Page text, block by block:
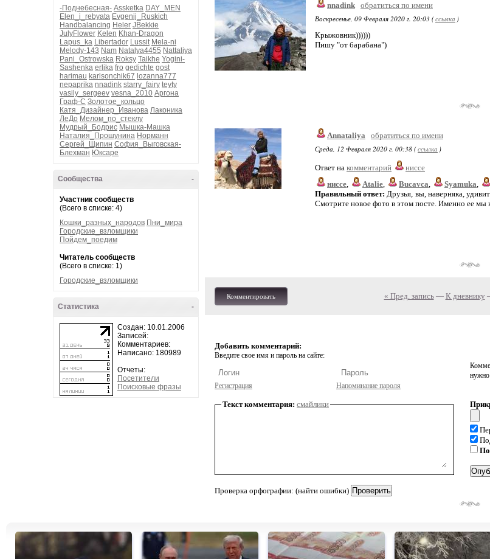
-Поднебесная- Assketka DAY_MEN
Elen_i_rebyata Evgenij_Ruskich
Handbalancing Heler JBekkie
JulyFlower Kelen Khan-Dragon
Lapus_ka Libertador Lussit Mela-ni
Melody-143 Nam Natalya4455 Nattaliya
Pani_Ostrowska Roksy Taikhe Yogini-
Sashenka erlika fro gedichte gost
harimau karlsonchik67 lozanna777
nepaprika nnadink starry_fairy teyty
vasily_sergeev vesna_2010 Аргона
Граф-С Золотое_кольцо
Катя_Дизайнер_Иванова Лаконика
ЛеДо Мелом_по_стеклу
Мудрый_Бодрис Мышка-Машка
Наталия_Прошунина Норманн
Сергей_Щипин София_Выговская-
Блехман Юксаре
-
Сообщества
Участник сообществ
(Всего в списке: 4)
Кошки_разных_народов Пни_мира
Городские_взломщики
Пойдем_поедим
Читатель сообществ
(Всего в списке: 1)
Городские_взломщики
-
Статистика
Создан: 10.01.2006
Записей:
Комментариев:
Написано: 180989
Отчеты:
Посетители
Поисковые фразы
nnadink обратиться по имени
Воскресенье, 09 Февраля 2020 г. 20:03 (ссылка )
Крыжовник))))))
Пишу "от барабана")
Annataliya
обратиться по имени
Среда, 12 Февраля 2020 г. 00:38 (ссылка )
Ответ на комментарий
ниссе
ниссе, Atalie, Bucavca, Syamuka,
Правильный ответ: Друзья, вы, наверняка,
Смотрите новое фото в этом посте. Именно ее мы
Комментировать « Пред. запись— К дневнику
Добавить комментарий:
Введите свое имя и пароль на сайте:
Регистрация Напоминание пароля
нужно
Текст комментария: смайлики
Проверка орфографии: (найти ошибки)